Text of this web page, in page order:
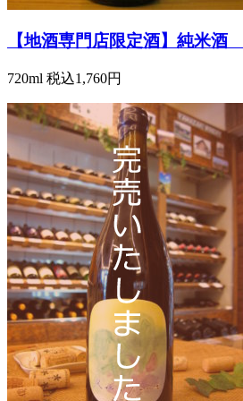
【地酒専門店限定酒】純米
720ml 税込1,760円